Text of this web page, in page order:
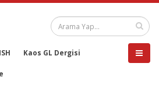
Kaos GL Dergisi